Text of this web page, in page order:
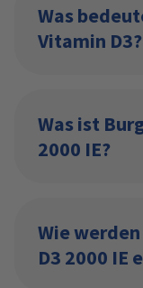
Was
Vitamin D3?
Was ist
2000 IE?
Wie
D3 2000 IE